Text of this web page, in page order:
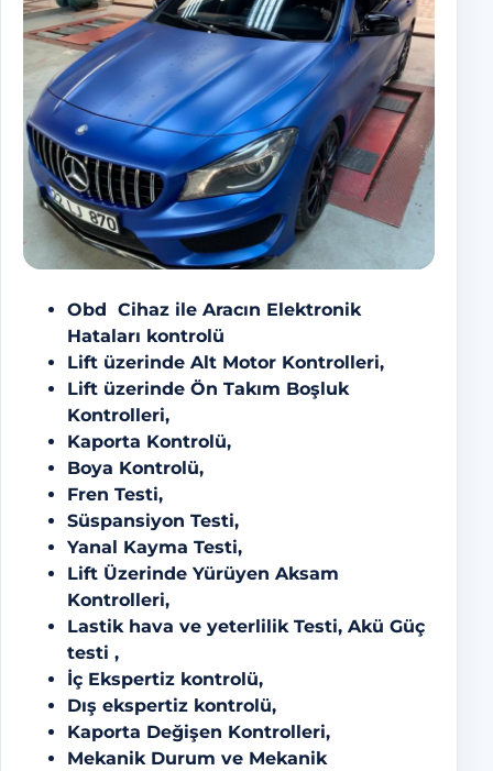
Obd Cihaz ile Aracın Elektronik
Hataları kontrolü
Lift üzerinde Alt Motor Kontrolleri,
Lift üzerinde Ön Takım Boşluk
Kontrolleri,
Kaporta Kontrolü,
Boya Kontrolü,
Fren Testi,
Süspansiyon Testi,
Yanal Kayma Testi,
Lift Üzerinde Yürüyen Aksam
Kontrolleri,
Lastik hava ve yeterlilik Testi, Akü Güç
testi ,
İç Ekspertiz kontrolü,
Dış ekspertiz kontrolü,
Kaporta Değişen Kontrolleri,
Mekanik Durum ve Mekanik